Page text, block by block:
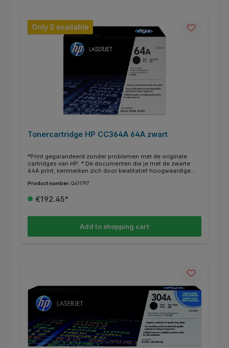
Only 3 available
Tonercartridge HP CC364A 64A zwart
*Print gegarandeerd zonder problemen met de originele
cartridges van HP. * De documenten die je met de zwarte
64A print, kenmerken zich door kwalitatief hoogwaardige
de HP printers heb je vaak de mogelijkheid om in plaats van
voor nog meer en goedkoper printen. * Deze XL/HC cartridge
Product number: Q411797
€192.45*
Add to shopping cart